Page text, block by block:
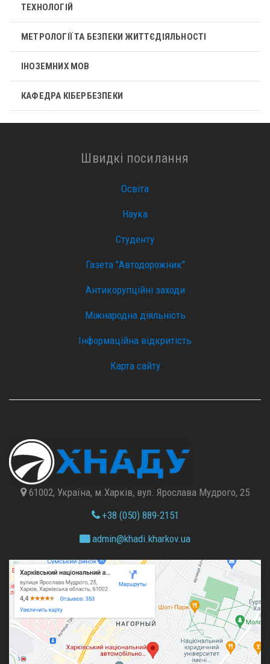
ТЕХНОЛОГІЙ
МЕТРОЛОГІЇ ТА БЕЗПЕКИ ЖИТТЄДІЯЛЬНОСТІ
ІНОЗЕМНИХ МОВ
КАФЕДРА КІБЕРБЕЗПЕКИ
Швидкі посилання
Освіта
Наука
Студенту
Газета "Автодорожник"
Антикорупційні заходи
Міжнародна діяльність
Інформаційна відкритість
Карта сайту
61002, Україна, м.Харків, вул. Ярослава Мудрого, 25
+38 (050) 889-2151
admin@khadi.kharkov.ua